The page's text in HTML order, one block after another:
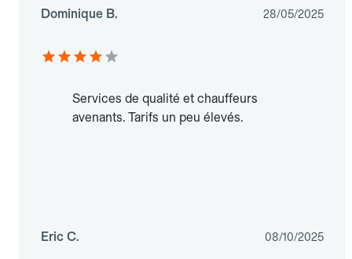
Dominique B. 28/05/2025
Services de qualité et chauffeurs
avenants. Tarifs un peu élevés.
Eric C. 08/10/2025